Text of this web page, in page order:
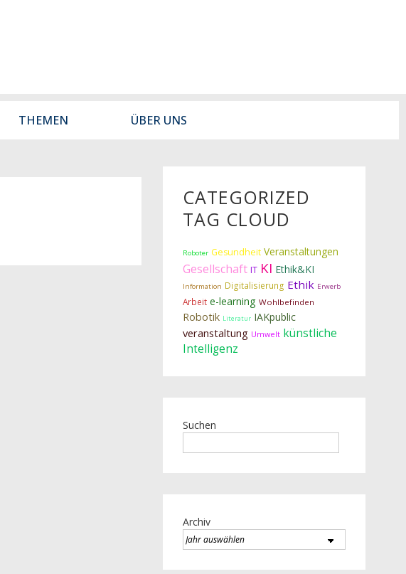
THEMEN ÜBER UNS
CATEGORIZED
TAG CLOUD
Roboter Gesundheit Veranstaltungen
Gesellschaft IT KI Ethik&KI
Information Digitalisierung Ethik Erwerb
Arbeit e-learning Wohlbefinden
Robotik Literatur IAKpublic
veranstaltung Umwelt künstliche
Intelligenz
Suchen
Archiv